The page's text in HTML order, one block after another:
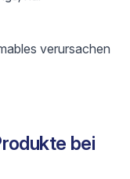
verursachen
bei